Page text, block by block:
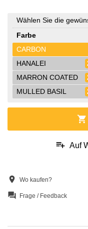
Wählen Sie die
Farbe
CARBON
HANALEI
MARRON COATED
MULLED BASIL
shopping_cart
playlist_add Auf
location_on Wo kaufen?
question_answer Frage / Feedback